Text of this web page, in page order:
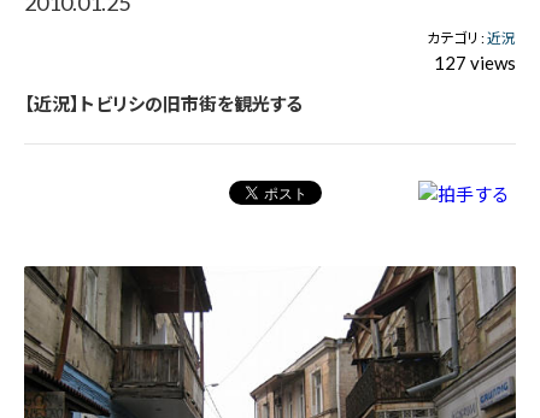
カテゴリ :近況
127 views
【近況】トビリシの旧市街を観光する